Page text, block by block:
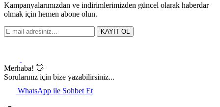
Kampanyalarımızdan ve indirimlerimizden güncel olarak haberdar
olmak için hemen abone olun.
KAYIT OL
Merhaba! 👋
Sorularınız için bize yazabilirsiniz...
WhatsApp ile Sohbet Et